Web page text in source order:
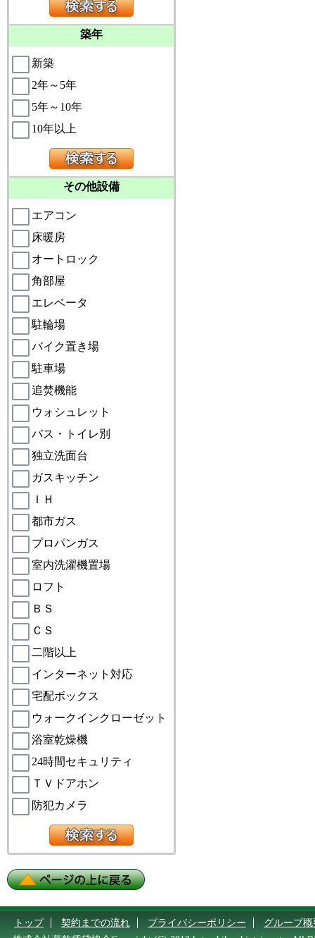
築年
新築
2年～5年
5年～10年
10年以上
その他設備
エアコン
床暖房
オートロック
角部屋
エレベータ
駐輪場
バイク置き場
駐車場
追焚機能
ウォシュレット
バス・トイレ別
独立洗面台
ガスキッチン
ＩＨ
都市ガス
プロパンガス
室内洗濯機置場
ロフト
ＢＳ
ＣＳ
二階以上
インターネット対応
宅配ボックス
ウォークインクローゼット
浴室乾燥機
24時間セキュリティ
ＴＶドアホン
防犯カメラ
トップ 契約までの流れ プライバシーポリシー
グループ概